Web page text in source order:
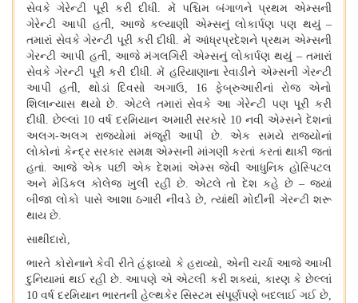
સેવકે ગેરેન્ટી પૂરી કરી દીધી. મેં પશ્ચિમ બંગાળને પ્રથમ એમ્સની
ગેરેન્ટી આપી હતી, આજે કલ્યાણી એમ્સનું લોકાર્પણ પણ થયું –
તમારાં સેવકે ગેરન્ટી પૂરી કરી દીધી. મેં આંધ્રપ્રદેશને પ્રથમ એમ્સની
ગેરન્ટી આપી હતી, આજે મંગલગિરી એમ્સનું લોકાર્પણ થયું – તમારાં
સેવકે ગેરન્ટી પૂરી કરી દીધી. મેં હરિયાણાના રેવાડીને એમ્સની ગેરન્ટી
આપી હતી, થોડાં દિવસો અગાઉ, 16 ફેબ્રુઆરીનાં રોજ એનો
શિલાન્યાસ થયો છે. એટલે તમારાં સેવકે આ ગેરેન્ટી પણ પૂરી કરી
દીધી. છેલ્લાં 10 વર્ષ દરમિયાન અમારી સરકારે 10 નવી એમ્સને દેશનાં
અલગ-અલગ રાજ્યોમાં મંજૂરી આપી છે. એક સમયે રાજ્યોનાં
લોકોનાં કેન્દ્ર સરકાર સમક્ષ એમ્સની માંગણી કરતાં કરતાં થાકી જતાં
હતાં. આજે એક પછી એક દેશમાં એમ્સ જેવી આધુનિક હોસ્પિટલ
અને મેડિકલ કોલેજ ખુલી રહી છે. એટલે તો દેશ કહે છે – જ્યાં
બીજા લોકો પાસે આશા ઠગારી નીવડે છે, ત્યાંથી મોદીની ગેરન્ટી શરૂ
થાય છે.
સાથીદારો,
ભારતે કોરોનાને કેવી રીતે હંફાવ્યો કે હરાવ્યો, એની ચર્ચા આજે આખી
દુનિયામાં થઈ રહી છે. આપણે એ એટલી કરી શક્યાં, કારણ કે છેલ્લાં
10 વર્ષ દરમિયાન ભારતની હેલ્થકેર સિસ્ટમ સંપૂર્ણપણે બદલાઈ ગઈ છે,